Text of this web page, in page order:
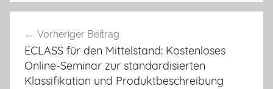
Beitrags-
Navigation
Vorheriger Beitrag
ECLASS für den Mittelstand: Kostenloses
Online-Seminar zur standardisierten
Klassifikation und Produktbeschreibung